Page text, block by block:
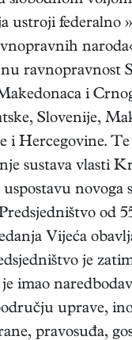
ustroji federalno
ravnopravnost
i
Slovenije,
i Hercegovine.
sustava vlasti
novoga
od
Vijeća
je
imao
uprave,
pravosuđa,